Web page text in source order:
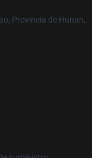
Provincia de Hunan,